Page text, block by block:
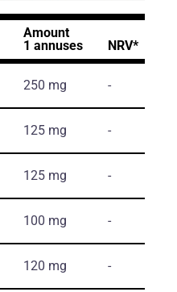
Amount
1 annuses
NRV*
250 mg -
125 mg -
125 mg -
100 mg -
120 mg -